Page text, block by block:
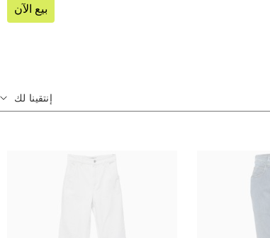
بيع الآن
إنتقينا لك